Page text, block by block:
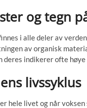
og tegn
i alle deler av
av organisk
indikerer ofte
livssyklus
hele livet og når